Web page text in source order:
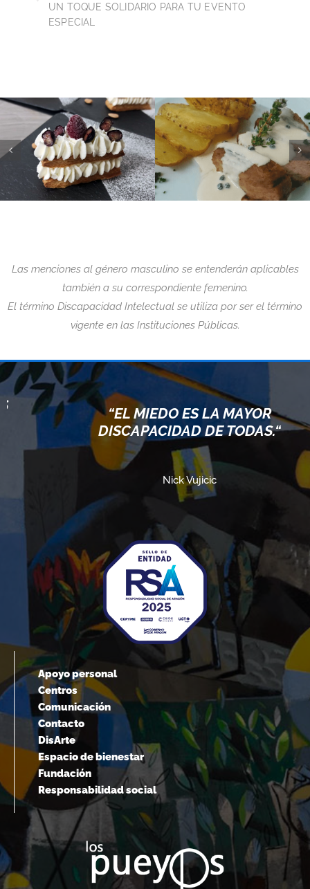
UN TOQUE SOLIDARIO PARA TU EVENTO
ESPECIAL
Las menciones al género masculino se entenderán aplicables
también a su correspondiente femenino.
El término Discapacidad Intelectual se utiliza por ser el término
vigente en las Instituciones Públicas.
“EL MIEDO ES LA MAYOR
DISCAPACIDAD DE TODAS.“
Nick Vujicic
Apoyo personal
Centros
Comunicación
Contacto
DisArte
Espacio de bienestar
Fundación
Responsabilidad social